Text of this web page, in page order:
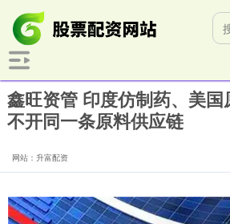
鑫旺资管 印度仿制药、美
不开同一条原料供应链
网站：升富配资